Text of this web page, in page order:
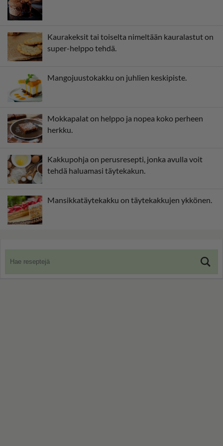
Kaurakeksit tai toiselta nimeltään kauralastut on
super-helppo tehdä.
Mangojuustokakku on juhlien keskipiste.
Mokkapalat on helppo ja nopea koko perheen
herkku.
Kakkupohja on perusresepti, jonka avulla voit
tehdä haluamasi täytekakun.
Mansikkatäytekakku on täytekakkujen ykkönen.